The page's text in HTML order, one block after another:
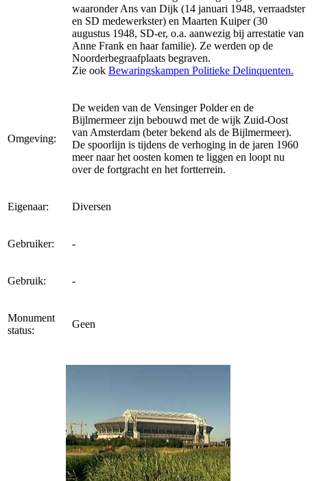
waaronder Ans van Dijk (14 januari 1948, verraadster
en SD medewerkster) en Maarten Kuiper (30
augustus 1948, SD-er, o.a. aanwezig bij arrestatie van
Anne Frank en haar familie). Ze werden op de
Noorderbegraafplaats begraven.
Zie ook Bewaringskampen Politieke Delinquenten.
Omgeving:
De weiden van de Vensinger Polder en de
Bijlmermeer zijn bebouwd met de wijk Zuid-Oost
van Amsterdam (beter bekend als de Bijlmermeer).
De spoorlijn is tijdens de verhoging in de jaren 1960
meer naar het oosten komen te liggen en loopt nu
over de fortgracht en het fortterrein.
Eigenaar: Diversen
Gebruiker: -
Gebruik: -
Monument
status:
Geen